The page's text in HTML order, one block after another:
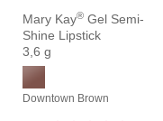
Mary Kay® Gel Semi-
Shine Lipstick
3,6 g
Downtown Brown